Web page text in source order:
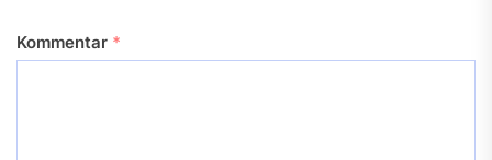
Kommentar *